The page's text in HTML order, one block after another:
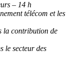
– 14 h
télécom et les
la contribution de
le secteur des